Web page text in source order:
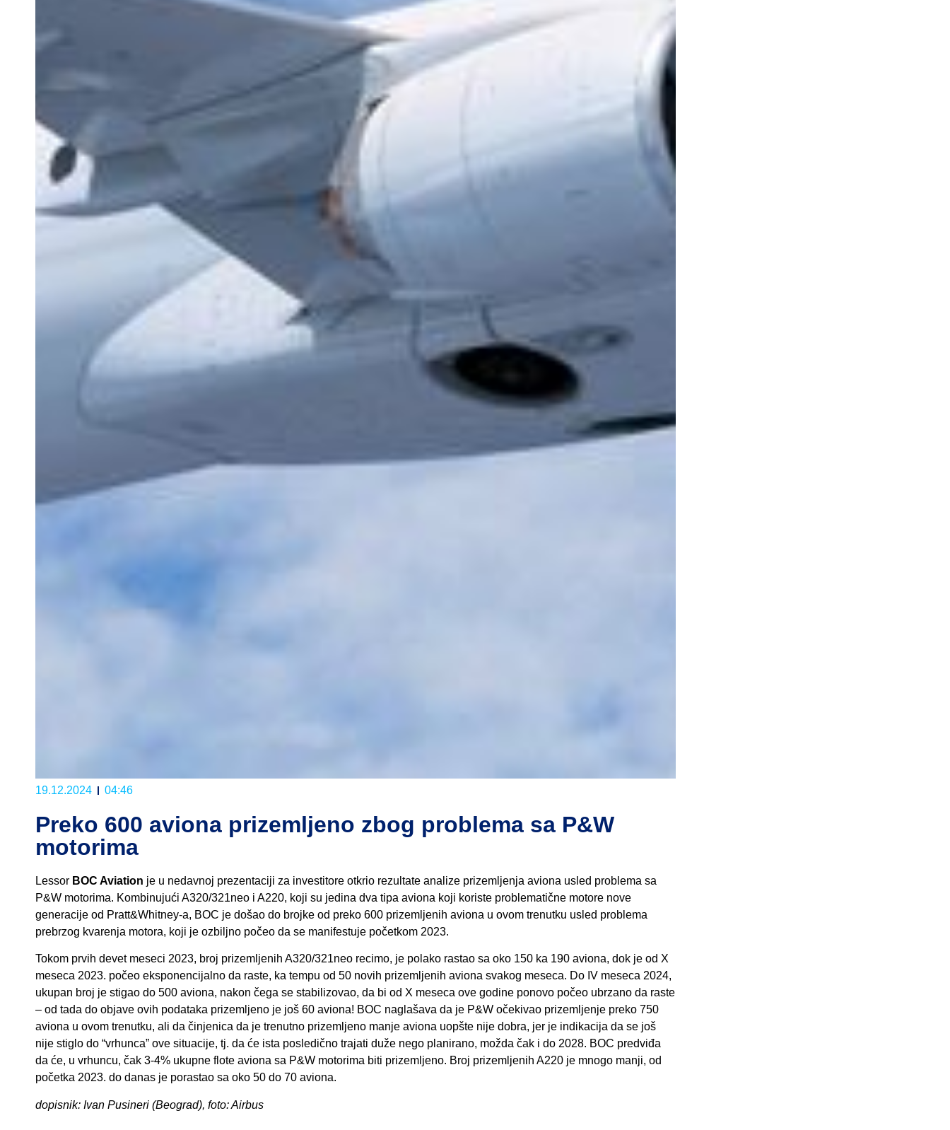
19.12.2024 04:46
Preko 600 aviona prizemljeno zbog problema sa P&W
motorima
Lessor BOC Aviation je u nedavnoj prezentaciji za investitore otkrio rezultate analize prizemljenja aviona usled problema sa
P&W motorima. Kombinujući A320/321neo i A220, koji su jedina dva tipa aviona koji koriste problematične motore nove
generacije od Pratt&Whitney-a, BOC je došao do brojke od preko 600 prizemljenih aviona u ovom trenutku usled problema
prebrzog kvarenja motora, koji je ozbiljno počeo da se manifestuje početkom 2023.
Tokom prvih devet meseci 2023, broj prizemljenih A320/321neo recimo, je polako rastao sa oko 150 ka 190 aviona, dok je od X
meseca 2023. počeo eksponencijalno da raste, ka tempu od 50 novih prizemljenih aviona svakog meseca. Do IV meseca 2024,
ukupan broj je stigao do 500 aviona, nakon čega se stabilizovao, da bi od X meseca ove godine ponovo počeo ubrzano da raste
– od tada do objave ovih podataka prizemljeno je još 60 aviona! BOC naglašava da je P&W očekivao prizemljenje preko 750
aviona u ovom trenutku, ali da činjenica da je trenutno prizemljeno manje aviona uopšte nije dobra, jer je indikacija da se još
nije stiglo do “vrhunca” ove situacije, tj. da će ista posledično trajati duže nego planirano, možda čak i do 2028. BOC predviđa
da će, u vrhuncu, čak 3-4% ukupne flote aviona sa P&W motorima biti prizemljeno. Broj prizemljenih A220 je mnogo manji, od
početka 2023. do danas je porastao sa oko 50 do 70 aviona.
dopisnik: Ivan Pusineri (Beograd), foto: Airbus